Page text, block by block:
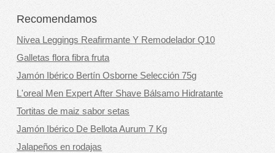
Recomendamos
Nivea Leggings Reafirmante Y Remodelador Q10
Galletas flora fibra fruta
Jamón Ibérico Bertín Osborne Selección 75g
L'oreal Men Expert After Shave Bálsamo Hidratante
Tortitas de maiz sabor setas
Jamón Ibérico De Bellota Aurum 7 Kg
Jalapeños en rodajas